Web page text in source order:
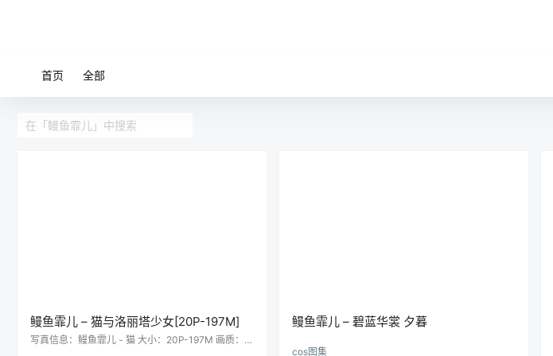
首页 全部
鳗鱼霏儿 – 猫与洛丽塔少女[20P-197M]
写真信息：鳗鱼霏儿 - 猫 大小：20P-197M 画质：原
鳗鱼霏儿 – 碧蓝华裳 夕暮
cos图集